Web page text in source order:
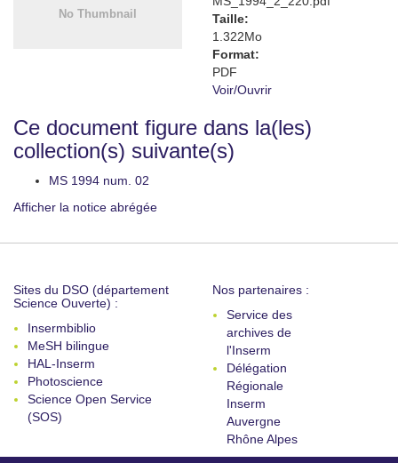
Taille:
1.322Mo
Format:
PDF
Voir/Ouvrir
Ce document figure dans la(les)
collection(s) suivante(s)
MS 1994 num. 02
Afficher la notice abrégée
Sites du DSO (département
Science Ouverte) :
Insermbiblio
MeSH bilingue
HAL-Inserm
Photoscience
Science Open Service
(SOS)
Nos partenaires :
Service des
archives de
l'Inserm
Délégation
Régionale
Inserm
Auvergne
Rhône Alpes